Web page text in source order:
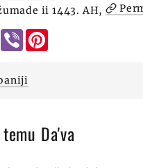
ii 1443. AH,
WhatsApp
Viber
Da'va